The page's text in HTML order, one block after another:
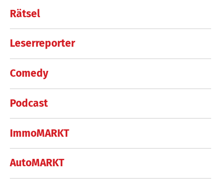
Rätsel
Leserreporter
Comedy
Podcast
ImmoMARKT
AutoMARKT